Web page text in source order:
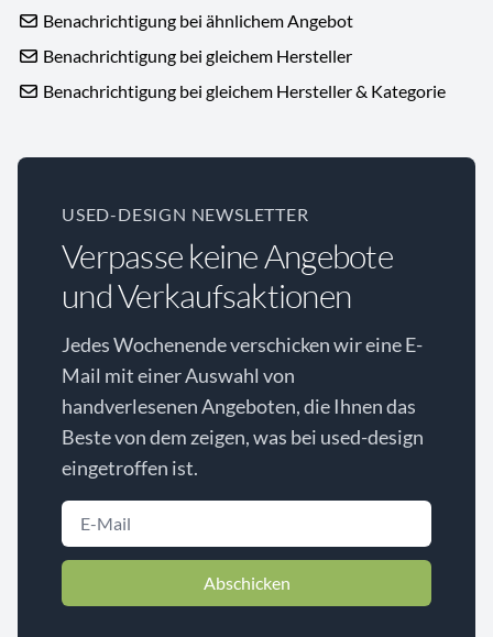
Benachrichtigung bei ähnlichem Angebot
Benachrichtigung bei gleichem Hersteller
Benachrichtigung bei gleichem Hersteller & Kategorie
USED-DESIGN NEWSLETTER
Verpasse keine Angebote
und Verkaufsaktionen
Jedes Wochenende verschicken wir eine E-
Mail mit einer Auswahl von
handverlesenen Angeboten, die Ihnen das
Beste von dem zeigen, was bei used-design
eingetroffen ist.
Abschicken